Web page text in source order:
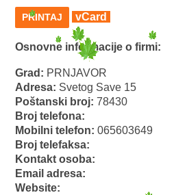
PRINTAJ vCard
Osnovne informacije o firmi:
Grad: PRNJAVOR
Adresa: Svetog Save 15
Poštanski broj:78430
Broj telefona:
Mobilni telefon:065603649
Broj telefaksa:
Kontakt osoba:
Email adresa:
Website: